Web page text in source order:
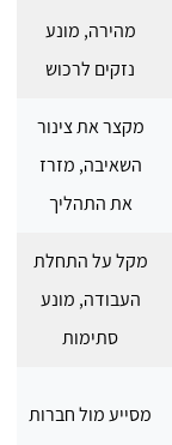
מהירה, מונע
נזקים לרכוש
מקצר את צינור
השאיבה, מזרז
את התהליך
מקל על התחלת
העבודה, מונע
סתימות
מסייע מול חברות